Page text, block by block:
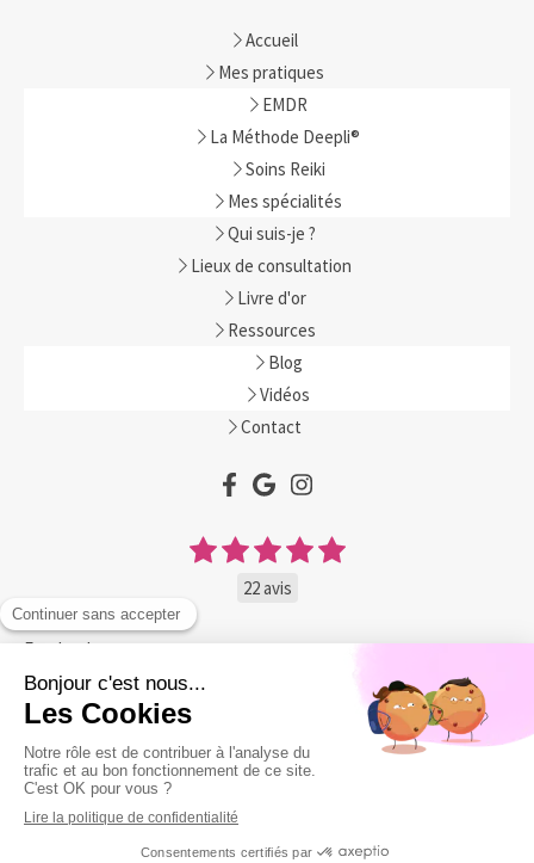
Accueil
Mes pratiques
EMDR
La Méthode Deepli®
Soins Reiki
Mes spécialités
Qui suis-je ?
Lieux de consultation
Livre d'or
Ressources
Blog
Vidéos
Contact
22 avis
Facebook
Séance en ligne sur rendez-vous. (Zoom ou Whatsapp)
Les séances en ligne sont aussi efficaces que celles en présence.
Numéro de Siret 49261367400018
Création et référencement du site par Simplébo